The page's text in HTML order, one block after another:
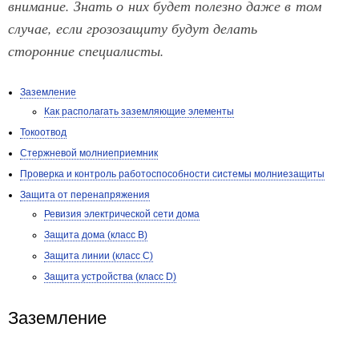
внимание. Знать о них будет полезно даже в том
случае, если грозозащиту будут делать
сторонние специалисты.
Заземление
Как располагать заземляющие элементы
Токоотвод
Стержневой молниеприемник
Проверка и контроль работоспособности системы молниезащиты
Защита от перенапряжения
Ревизия электрической сети дома
Защита дома (класс B)
Защита линии (класс С)
Защита устройства (класс D)
Заземление